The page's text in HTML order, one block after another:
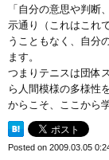
「自分の意思や判断
示通り（これはこれ
うこともなく、自分
ます。
つまりテニスは団体
ら人間模様の多様性
からこそ、ここから
Posted on 2009.03.05